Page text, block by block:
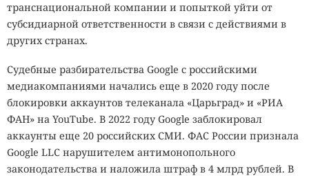
транснациональной компании и попыткой уйти от
субсидиарной ответственности в связи с действиями в
других странах.
Судебные разбирательства Google с российскими
медиакомпаниями начались еще в 2020 году после
блокировки аккаунтов телеканала «Царьград» и «РИА
ФАН» на YouTube. В 2022 году Google заблокировал
аккаунты еще 20 российских СМИ. ФАС России признала
Google LLC нарушителем антимонопольного
законодательства и наложила штраф в 4 млрд рублей. В